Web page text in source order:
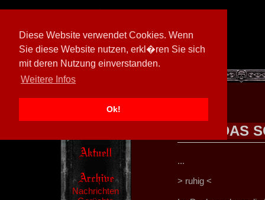
Diese Website verwendet Cookies. Wenn
Sie diese Website nutzen, erkl�ren Sie sich
mit deren Nutzung einverstanden.
Weitere Infos
Ok!
[ 594026/M3]
Nachrichten
DAS
...
> ruhig <